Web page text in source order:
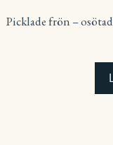
Picklade frön –